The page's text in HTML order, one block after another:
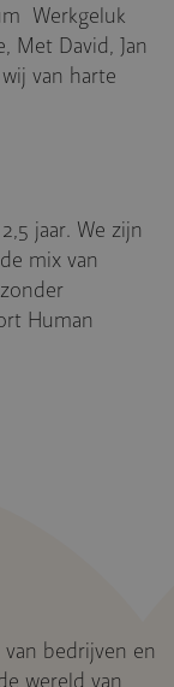
Werkgeluk
Met David, Jan
van harte
jaar. We zijn
mix van
Human
bedrijven en
wereld van